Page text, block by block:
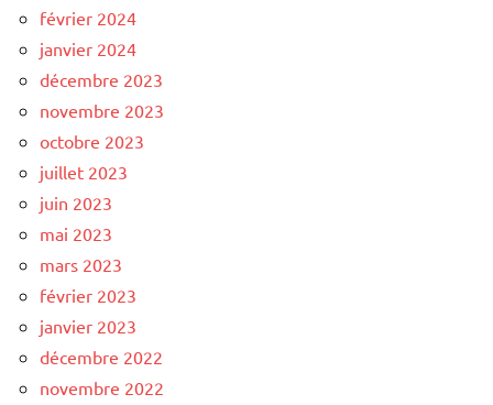
février 2024
janvier 2024
décembre 2023
novembre 2023
octobre 2023
juillet 2023
juin 2023
mai 2023
mars 2023
février 2023
janvier 2023
décembre 2022
novembre 2022